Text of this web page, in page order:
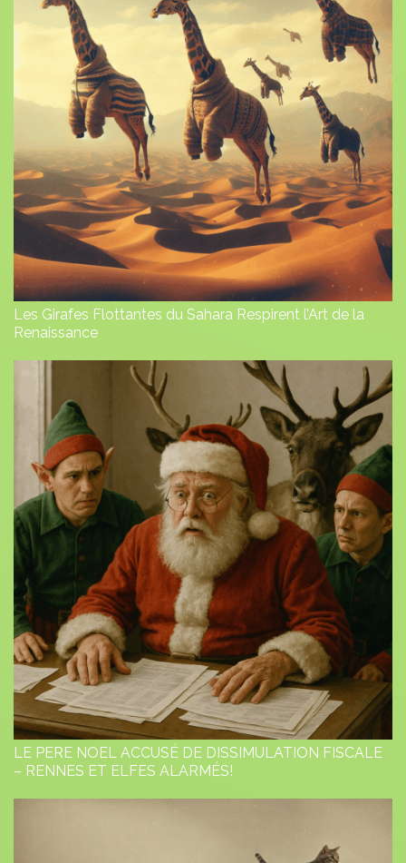
Les Girafes Flottantes du Sahara Respirent l’Art de la
Renaissance
LE PERE NOEL ACCUSÉ DE DISSIMULATION FISCALE
– RENNES ET ELFES ALARMÉS!